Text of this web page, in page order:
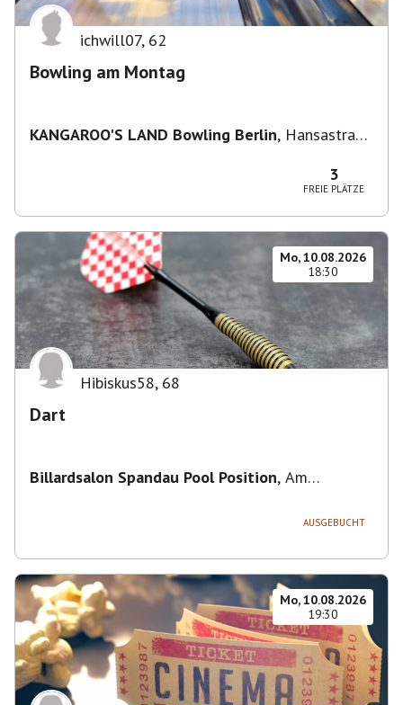
ichwill07, 62
Bowling am Montag
KANGAROO'S LAND Bowling Berlin, Hansastraße
3
FREIE PLÄTZE
Mo, 10.08.2026
18:30
Hibiskus58, 68
Dart
Billardsalon Spandau Pool Position, Am
AUSGEBUCHT
Mo, 10.08.2026
19:30